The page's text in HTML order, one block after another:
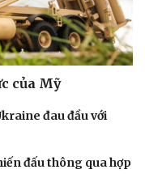
của Mỹ
đau đầu với
đấu thông qua hợp